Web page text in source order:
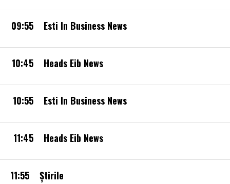
09:55 Esti In Business News
10:45 Heads Eib News
10:55 Esti In Business News
11:45 Heads Eib News
11:55 Știrile